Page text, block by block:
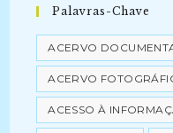
Palavras-Chave
ACERVO
ACERVO
ACESSO À